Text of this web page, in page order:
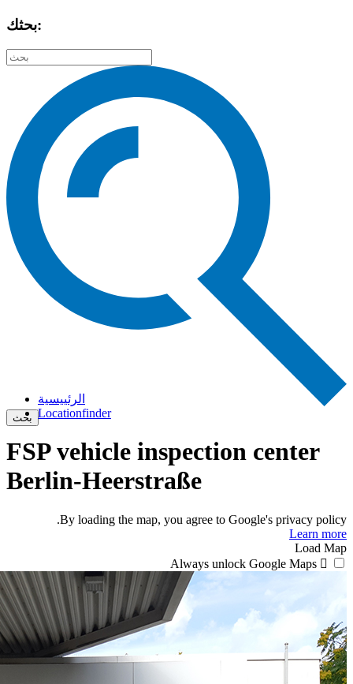
بحثك:
بحث
الرئييسية
Locationfinder
FSP vehicle inspection center
Berlin-Heerstraße
By loading the map, you agree to Google's privacy policy.
Learn more
Load Map
Always unlock Google Maps